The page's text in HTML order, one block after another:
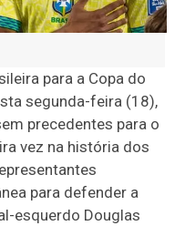
para a Copa do
segunda-feira (18),
precedentes para o
vez na história dos
para defender a
esquerdo Douglas